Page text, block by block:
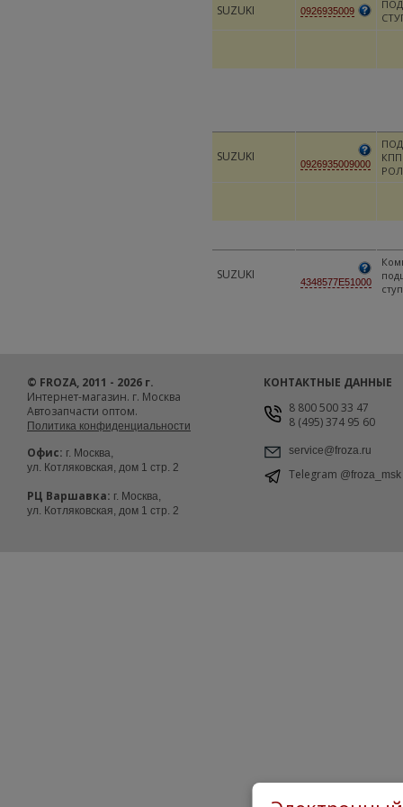
SUZUKI 0926935009
SUZUKI 0926935009000
SUZUKI 4348577E51000
© FROZA, 2011 - 2026 г.
Интернет-магазин. г. Москва
Автозапчасти оптом.
Политика конфиденциальности
Офис: г. Москва,
ул. Котляковская, дом 1 стр. 2
РЦ Варшавка: г. Москва,
ул. Котляковская, дом 1 стр. 2
КОНТАКТНЫЕ ДАННЫЕ
8 800 500 33 47
8 (495) 374 95 60
service@froza.ru
Telegram @froza_msk